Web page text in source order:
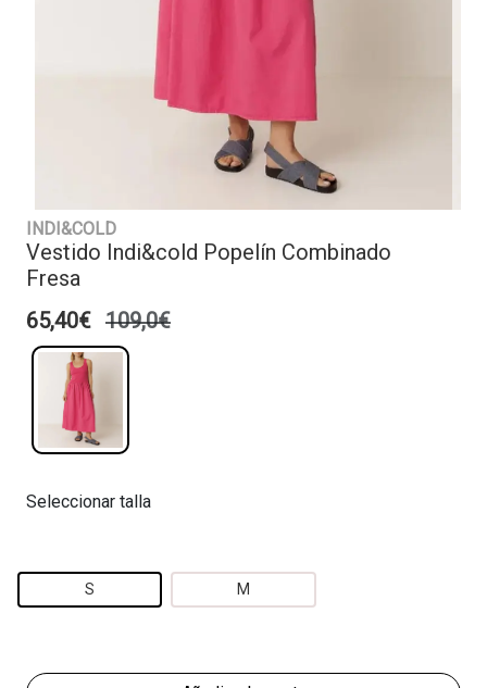
INDI&COLD
Vestido Indi&cold Popelín Combinado
Fresa
65,40€ 109,0€
Seleccionar talla
S M